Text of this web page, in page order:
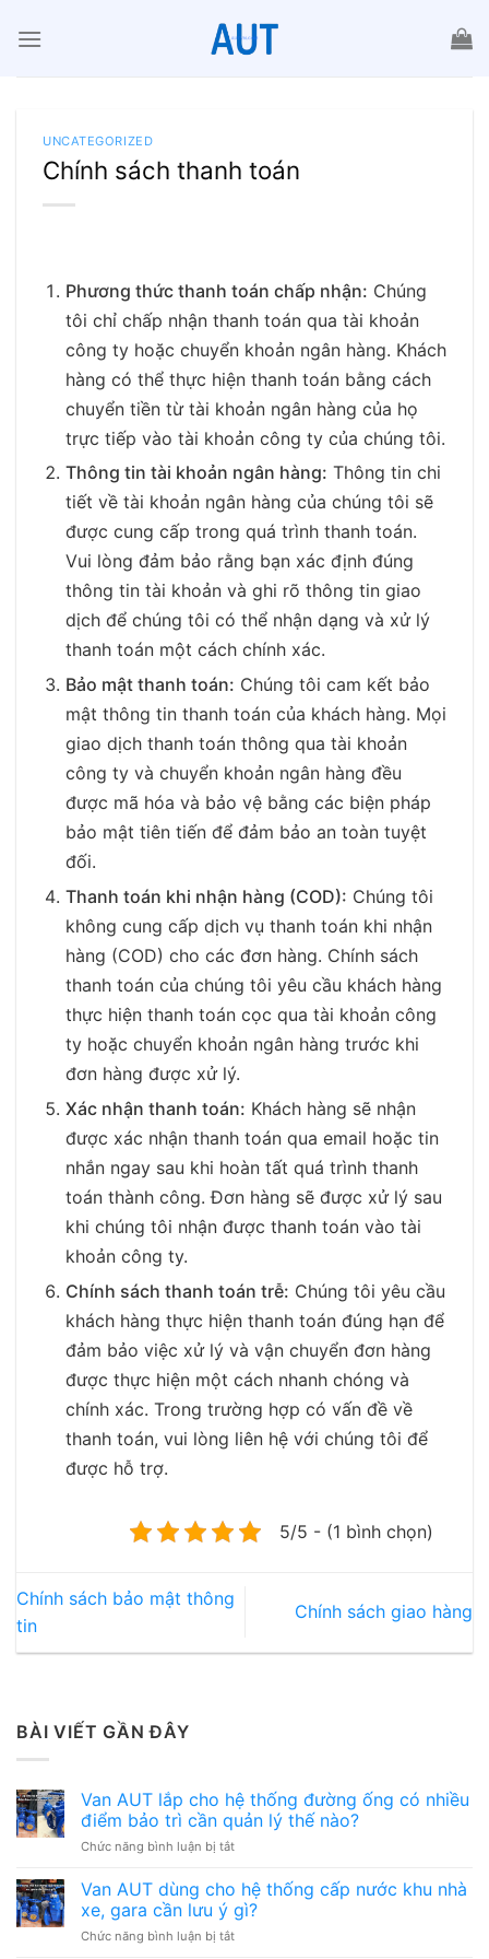
đến
UNCATEGORIZED
Chính sách thanh toán
Phương thức thanh toán chấp nhận: Chúng
tôi chỉ chấp nhận thanh toán qua tài khoản
công ty hoặc chuyển khoản ngân hàng. Khách
hàng có thể thực hiện thanh toán bằng cách
chuyển tiền từ tài khoản ngân hàng của họ
trực tiếp vào tài khoản công ty của chúng tôi.
Thông tin tài khoản ngân hàng: Thông tin chi
tiết về tài khoản ngân hàng của chúng tôi sẽ
được cung cấp trong quá trình thanh toán.
Vui lòng đảm bảo rằng bạn xác định đúng
thông tin tài khoản và ghi rõ thông tin giao
dịch để chúng tôi có thể nhận dạng và xử lý
thanh toán một cách chính xác.
Bảo mật thanh toán: Chúng tôi cam kết bảo
mật thông tin thanh toán của khách hàng. Mọi
giao dịch thanh toán thông qua tài khoản
công ty và chuyển khoản ngân hàng đều
được mã hóa và bảo vệ bằng các biện pháp
bảo mật tiên tiến để đảm bảo an toàn tuyệt
đối.
Thanh toán khi nhận hàng (COD): Chúng tôi
không cung cấp dịch vụ thanh toán khi nhận
hàng (COD) cho các đơn hàng. Chính sách
thanh toán của chúng tôi yêu cầu khách hàng
thực hiện thanh toán cọc qua tài khoản công
ty hoặc chuyển khoản ngân hàng trước khi
đơn hàng được xử lý.
Xác nhận thanh toán: Khách hàng sẽ nhận
được xác nhận thanh toán qua email hoặc tin
nhắn ngay sau khi hoàn tất quá trình thanh
toán thành công. Đơn hàng sẽ được xử lý sau
khi chúng tôi nhận được thanh toán vào tài
khoản công ty.
Chính sách thanh toán trễ: Chúng tôi yêu cầu
khách hàng thực hiện thanh toán đúng hạn để
đảm bảo việc xử lý và vận chuyển đơn hàng
được thực hiện một cách nhanh chóng và
chính xác. Trong trường hợp có vấn đề về
thanh toán, vui lòng liên hệ với chúng tôi để
được hỗ trợ.
5/5 - (1 bình chọn)
Chính sách bảo mật thông
tin
Chính sách giao hàng
BÀI VIẾT GẦN ĐÂY
Van AUT lắp cho hệ thống đường ống có nhiều
điểm bảo trì cần quản lý thế nào?
Chức năng bình luận bị tắtở
AUT
lắp
cho
hệ
Van AUT dùng cho hệ thống cấp nước khu nhà
xe, gara cần lưu ý gì?
Chức năng bình luận bị tắtở